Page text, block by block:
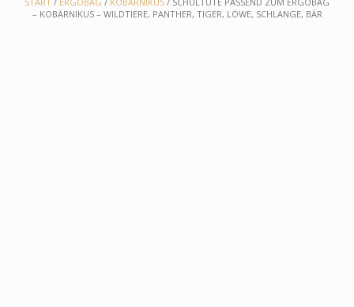
– KOBÄRNIKUS – WILDTIERE, PANTHER, TIGER, LÖWE, SCHLANGE, BÄR